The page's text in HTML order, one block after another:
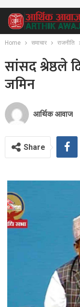
Home समाचार राजनीति
सांसद श्रेष्ठले
जमिन
आर्थिक आवाज
Share